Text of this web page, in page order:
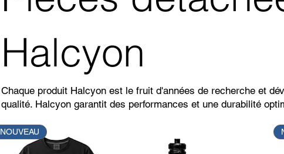
Halcyon
Chaque produit Halcyon est le fruit d'années de recherche et
qualité. Halcyon garantit des performances et une durabilité
NOUVEAU